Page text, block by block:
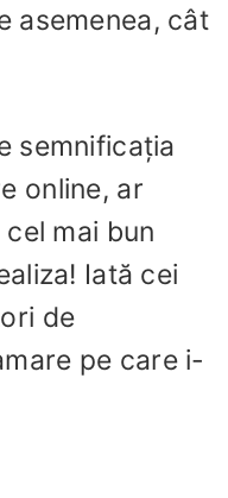
asemenea, cât
semnificația
online, ar
mai bun
Iată cei
de
pe care i-